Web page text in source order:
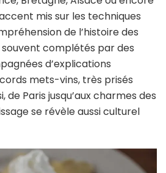
mis sur les techniques
de l’histoire des
souvent complétés par des
d’explications
mets-vins, très prisés
de Paris jusqu’aux charmes des
se révèle aussi culturel